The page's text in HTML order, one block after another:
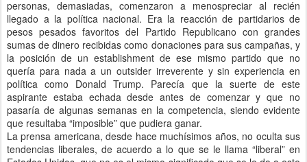
personas, demasiadas, comenzaron a menospreciar al recién
llegado a la política nacional. Era la reacción de partidarios de
pesos pesados favoritos del Partido Republicano con grandes
sumas de dinero recibidas como donaciones para sus campañas, y
la posición de un establishment de ese mismo partido que no
quería para nada a un outsider irreverente y sin experiencia en
política como Donald Trump. Parecía que la suerte de este
aspirante estaba echada desde antes de comenzar y que no
pasaría de algunas semanas en la competencia, siendo evidente
que resultaba “imposible” que pudiera ganar.
La prensa americana, desde hace muchísimos años, no oculta sus
tendencias liberales, de acuerdo a lo que se le llama “liberal” en